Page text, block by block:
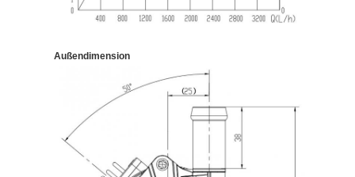
Außendimension